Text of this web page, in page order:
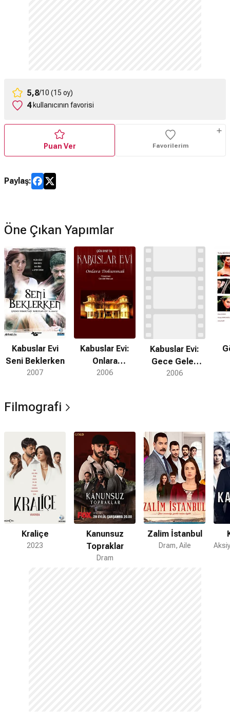
5,8/10 (15 oy)
4 kullanıcının favorisi
Puan Ver Favorilerim
Paylaş:
Öne Çıkan Yapımlar
Kabuslar Evi
Seni Beklerken
2007
Kabuslar Evi:
Onlara
Dokunmak
2006
Kabuslar Evi:
Gece Gelen
Arkadaşlar
2006
Filmografi
Kraliçe
2023
Kanunsuz
Topraklar
Dram
Zalim İstanbul
Dram, Aile